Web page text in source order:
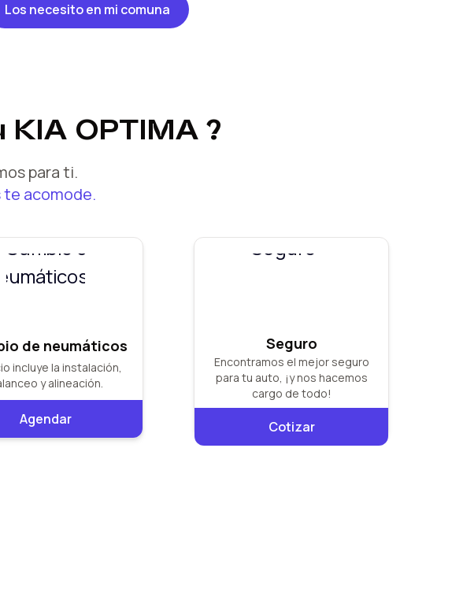
Los necesito en mi comuna
KIA OPTIMA ?
para ti.
te acomode.
de neumáticos
incluye la instalación,
y alineación.
Agendar
Seguro
Encontramos el mejor seguro
para tu auto, ¡y nos hacemos
cargo de todo!
Cotizar